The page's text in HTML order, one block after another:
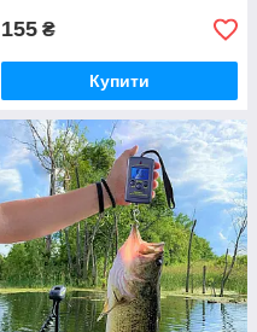
155 ₴
Купити